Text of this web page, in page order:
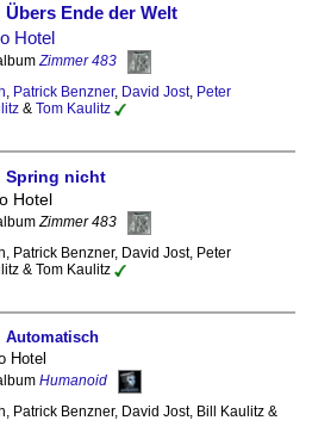
Übers Ende der Welt
Hotel
Zimmer 483
, Patrick Benzner, David Jost, Peter
& Tom Kaulitz
Spring nicht
Hotel
Zimmer 483
Patrick Benzner, David Jost, Peter
& Tom Kaulitz
Automatisch
Hotel
Humanoid
Patrick Benzner, David Jost, Bill Kaulitz &